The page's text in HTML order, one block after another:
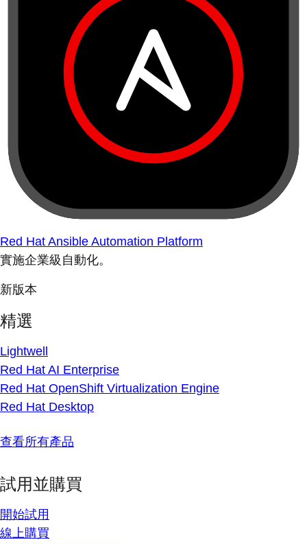
Red Hat Ansible Automation Platform
實施企業級自動化。
新版本
精選
Lightwell
Red Hat AI Enterprise
Red Hat OpenShift Virtualization Engine
Red Hat Desktop
查看所有產品
試用並購買
開始試用
線上購買